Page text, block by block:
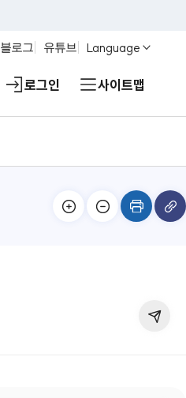
블로그 유튜브 Language
로그인 사이트맵